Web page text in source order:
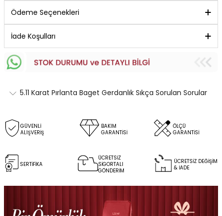
Ödeme Seçenekleri
İade Koşulları
5.11 Karat Pırlanta Baget Gerdanlık Sıkça Sorulan Sorular
GÜVENLİ
ALIŞVERİŞ
BAKIM
GARANTİSİ
ÖLÇÜ
GARANTİSİ
SERTİFİKA
ÜCRETSİZ
SİGORTALI
GÖNDERİM
ÜCRETSİZ DEĞİŞİM
& İADE